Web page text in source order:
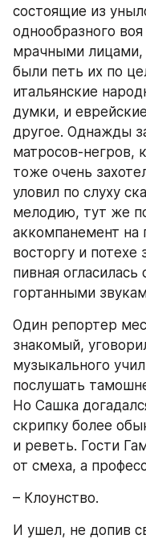
состоящие из
однообразного
мрачными лицами,
были петь их по
итальянские
думки, и
другое. Однажды
матросов-негров,
тоже очень
уловил по слуху
мелодию, тут же
аккомпанемент на
восторгу и потехе
пивная
гортанными
Один репортер
знакомый,
музыкального
послушать
Но Сашка
скрипку более
и реветь. Гости
от смеха, а
– Клоунство.
И ушел, не допив